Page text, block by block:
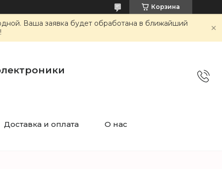
Корзина
Ваша заявка будет обработана в ближайший
Доставка и оплата О нас